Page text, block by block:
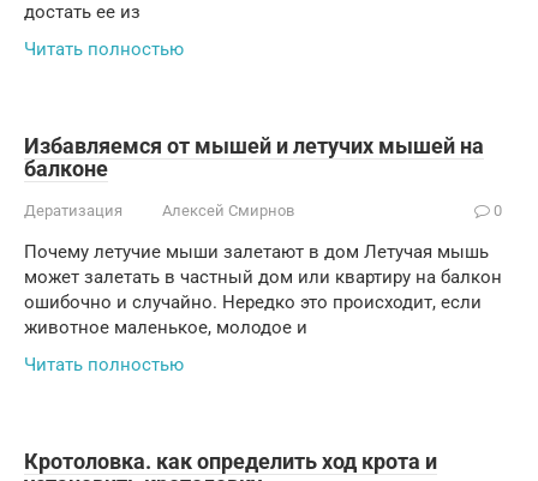
достать ее из
Читать полностью
Избавляемся от мышей и летучих мышей на
балконе
Дератизация Алексей Смирнов 0
Почему летучие мыши залетают в дом Летучая мышь
может залетать в частный дом или квартиру на балкон
ошибочно и случайно. Нередко это происходит, если
животное маленькое, молодое и
Читать полностью
Кротоловка. как определить ход крота и